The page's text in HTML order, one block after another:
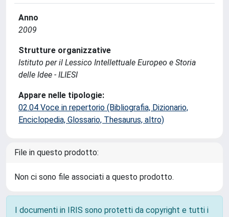
Anno
2009
Strutture organizzative
Istituto per il Lessico Intellettuale Europeo e Storia
delle Idee - ILIESI
Appare nelle tipologie:
02.04 Voce in repertorio (Bibliografia, Dizionario,
Enciclopedia, Glossario, Thesaurus, altro)
File in questo prodotto:
Non ci sono file associati a questo prodotto.
I documenti in IRIS sono protetti da copyright e tutti i